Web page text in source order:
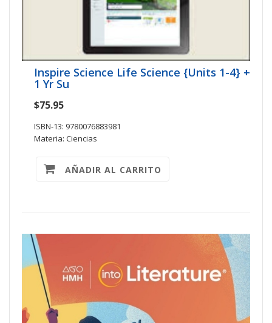
Inspire Science Life Science {Units 1-4} +
1 Yr Su
$75.95
ISBN-13: 9780076883981
Materia: Ciencias
AÑADIR AL CARRITO